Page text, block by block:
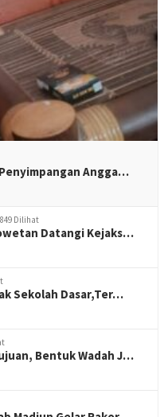
Angga…
849 Dilihat
Datangi Kejaks…
Sekolah Dasar,Ter…
Bentuk Wadah J…